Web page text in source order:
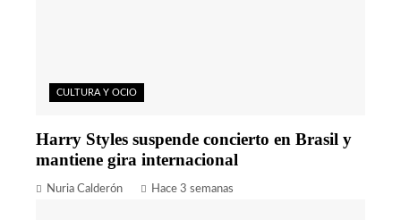
CULTURA Y OCIO
Harry Styles suspende concierto en Brasil y
mantiene gira internacional
Nuria Calderón Hace 3 semanas